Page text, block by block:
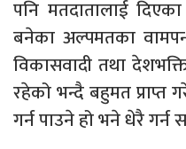
पनि मतदातालाई
बनेका अल्पमतका
विकासवादी तथा
रहेको भन्दै बहुमत प्राप्त
गर्न पाउने हो भने धेरै गर्न